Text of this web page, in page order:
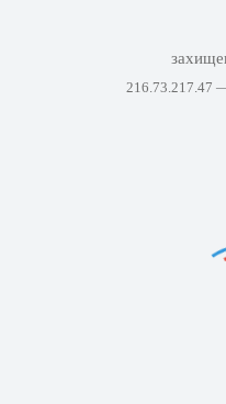
216.73.217.47